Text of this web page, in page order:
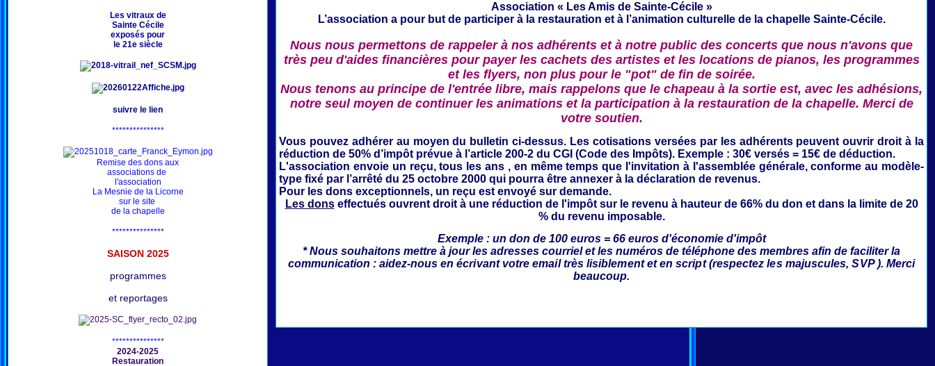
Les vitraux de
Sainte Cécile
exposés pour
le 21e siècle
suivre le lien
***************
Remise des dons aux
associations de
l'association
La Mesnie de la Licorne
sur le site
de la chapelle
***************
SAISON 2025
programmes
et reportages
***************
2024-2025
Restauration
Association « Les Amis de Sainte-Cécile »
L’association a pour but de participer à la restauration et à l’animation culturelle de la chapelle Sainte-Cécile.
Nous nous permettons de rappeler à nos adhérents et à notre public des concerts que nous n'avons que
très peu d'aides financières pour payer les cachets des artistes et les locations de pianos, les programmes
et les flyers, non plus pour le "pot" de fin de soirée.
Nous tenons au principe de l'entrée libre, mais rappelons que le chapeau à la sortie est, avec les adhésions,
notre seul moyen de continuer les animations et la participation à la restauration de la chapelle. Merci de
votre soutien.
Vous pouvez adhérer au moyen du bulletin ci-dessus. Les cotisations versées par les adhérents peuvent ouvrir droit à la
réduction de 50% d’impôt prévue à l’article 200-2 du CGI (Code des Impôts). Exemple : 30€ versés = 15€ de déduction.
L'association envoie un reçu,tous les ans , en même temps que l'invitation à l'assemblée générale,conforme au modèle-
type fixé par l’arrêté du 25 octobre 2000 qui pourra être annexer à la déclaration de revenus.
Pour les dons exceptionnels, un reçu est envoyé sur demande.
Les donseffectués ouvrent droit à une réduction de l'impôt sur le revenu à hauteur de 66% du don et dans la limite de 20
% du revenu imposable.
Exemple : un don de 100 euros = 66 euros d'économie d'impôt
* Nous souhaitons mettre à jourles adresses courriel et les numéros de téléphone des membres afin de faciliter la
communication : aidez-nous en écrivant votre email très lisiblement et en script (respectez les majuscules, SVP ). Merci
beaucoup.